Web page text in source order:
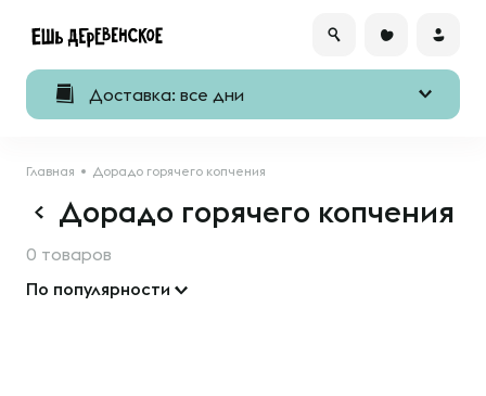
Доставка: все дни
Главная Дорадо горячего копчения
Дорадо горячего копчения
0 товаров
По популярности